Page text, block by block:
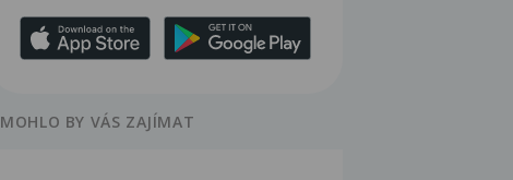
MOHLO BY VÁS ZAJÍMAT